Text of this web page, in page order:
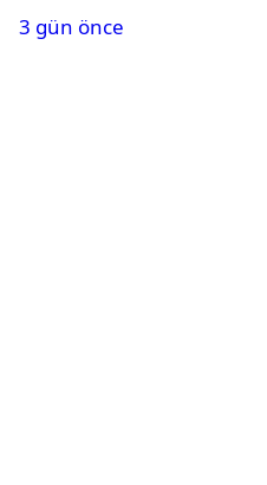
alındı
3 gün önce